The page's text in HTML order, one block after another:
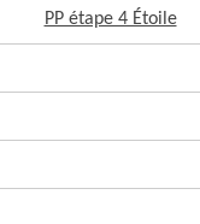
PP étape 4 Étoile